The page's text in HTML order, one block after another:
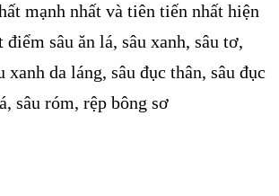
mạnh nhất và tiên tiến nhất hiện
sâu ăn lá, sâu xanh, sâu tơ,
xanh da láng, sâu đục thân, sâu đục
sâu róm, rệp bông sơ